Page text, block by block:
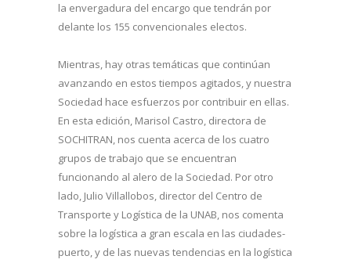
la envergadura del encargo que tendrán por
delante los 155 convencionales electos.
Mientras, hay otras temáticas que continúan
avanzando en estos tiempos agitados, y nuestra
Sociedad hace esfuerzos por contribuir en ellas.
En esta edición, Marisol Castro, directora de
SOCHITRAN, nos cuenta acerca de los cuatro
grupos de trabajo que se encuentran
funcionando al alero de la Sociedad. Por otro
lado, Julio Villallobos, director del Centro de
Transporte y Logística de la UNAB, nos comenta
sobre la logística a gran escala en las ciudades-
puerto, y de las nuevas tendencias en la logística